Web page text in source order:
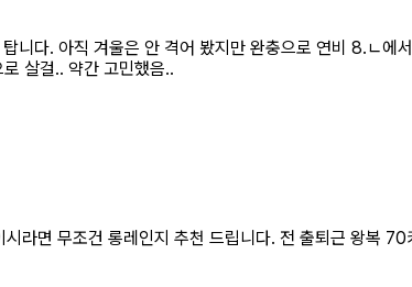
니다. 아직 겨울은 안 격어 봤지만 완충으로 연비 8.ㄴ
살걸.. 약간 고민했음..
라면 무조건 롱레인지 추천 드립니다. 전 출퇴근 왕복